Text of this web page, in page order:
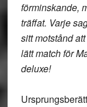
förminskande,
träffat. Varje
sitt motstånd
lätt match för
deluxe!